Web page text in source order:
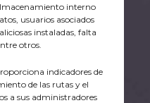
interno
usuarios asociados
instaladas, falta
otros.
indicadores de
de las rutas y el
a sus administradores